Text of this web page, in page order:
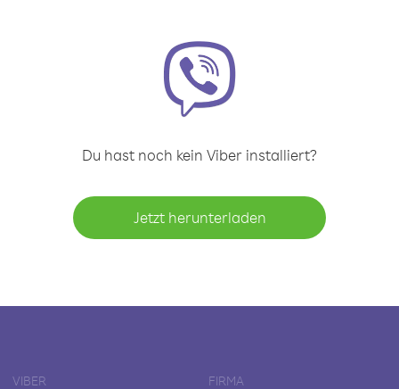
Du hast noch kein Viber installiert?
Jetzt herunterladen
VIBER FIRMA